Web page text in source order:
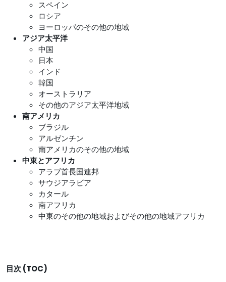
スペイン
ロシア
ヨーロッパのその他の地域
アジア太平洋
中国
日本
インド
韓国
オーストラリア
その他のアジア太平洋地域
南アメリカ
ブラジル
アルゼンチン
南アメリカのその他の地域
中東とアフリカ
アラブ首長国連邦
サウジアラビア
カタール
南アフリカ
中東のその他の地域およびその他の地域アフリカ
目次 (TOC)